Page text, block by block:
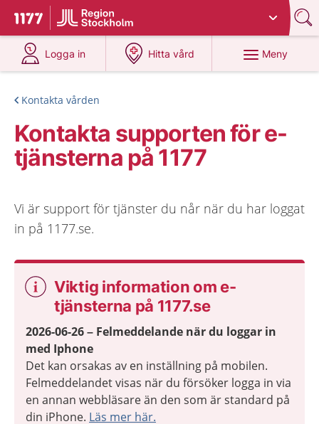
Till startsidan för 1177
Du har valt region
Logga in
på 1177.se
Hitta vård
på 1177.se
Meny
Kontakta vården
Kontakta supporten för e-
tjänsterna på 1177
Vi är support för tjänster du når när du har loggat
in på 1177.se.
Viktig information om e-
tjänsterna på 1177.se
2026-06-26 – Felmeddelande när du loggar in
med Iphone
Det kan orsakas av en inställning på mobilen.
Felmeddelandet visas när du försöker logga in via
en annan webbläsare än den som är standard på
din iPhone. Läs mer här.